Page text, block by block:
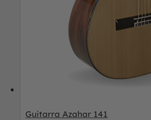
Guitarra Azahar 141